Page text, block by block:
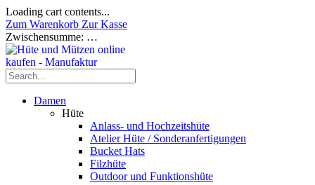
Loading cart contents...
Zum Warenkorb Zur Kasse
Zwischensumme: …
Damen
Hüte
Anlass- und Hochzeitshüte
Atelier Hüte / Sonderanfertigungen
Bucket Hats
Filzhüte
Outdoor und Funktionshüte